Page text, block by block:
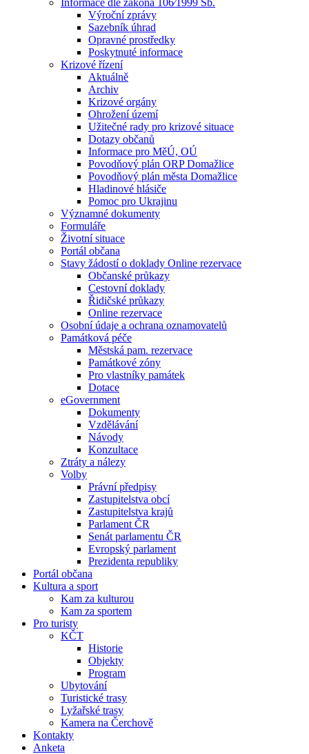
Informace dle zákona 106⁄1999 Sb.
Výroční zprávy
Sazebník úhrad
Opravné prostředky
Poskytnuté informace
Krizové řízení
Aktuálně
Archiv
Krizové orgány
Ohrožení území
Užitečné rady pro krizové situace
Dotazy občanů
Informace pro MěÚ, OÚ
Povodňový plán ORP Domažlice
Povodňový plán města Domažlice
Hladinové hlásiče
Pomoc pro Ukrajinu
Významné dokumenty
Formuláře
Životní situace
Portál občana
Stavy žádostí o doklady Online rezervace
Občanské průkazy
Cestovní doklady
Řidičské průkazy
Online rezervace
Osobní údaje a ochrana oznamovatelů
Památková péče
Městská pam. rezervace
Památkové zóny
Pro vlastníky památek
Dotace
eGovernment
Dokumenty
Vzdělávání
Návody
Konzultace
Ztráty a nálezy
Volby
Právní předpisy
Zastupitelstva obcí
Zastupitelstva krajů
Parlament ČR
Senát parlamentu ČR
Evropský parlament
Prezidenta republiky
Portál občana
Kultura a sport
Kam za kulturou
Kam za sportem
Pro turisty
KČT
Historie
Objekty
Program
Ubytování
Turistické trasy
Lyžařské trasy
Kamera na Čerchově
Kontakty
Anketa